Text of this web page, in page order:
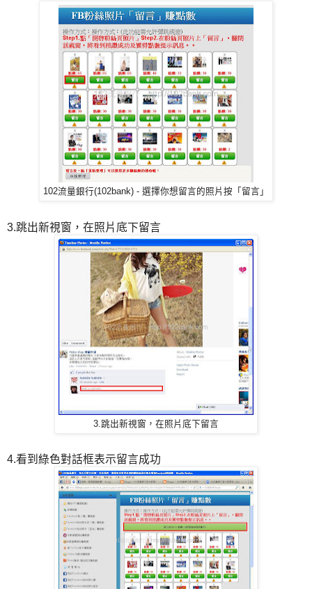
102流量銀行(102bank) - 選擇你想留言的照片按「留言」
3.跳出新視窗，在照片底下留言
3.跳出新視窗，在照片底下留言
4.看到綠色對話框表示留言成功